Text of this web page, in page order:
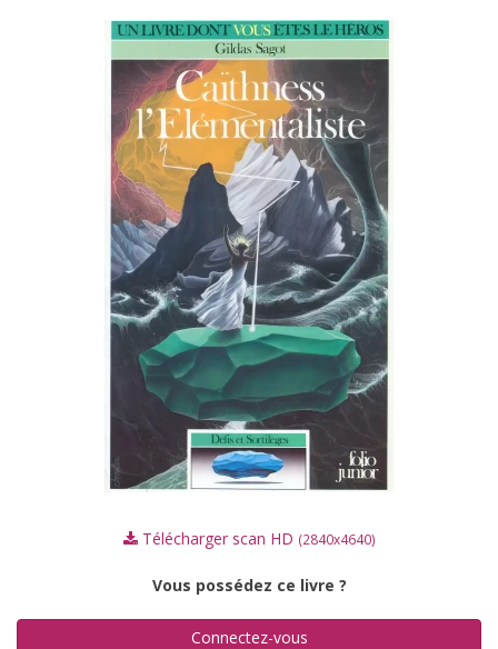
Télécharger scan HD (2840x4640)
Vous possédez ce livre ?
Connectez-vous